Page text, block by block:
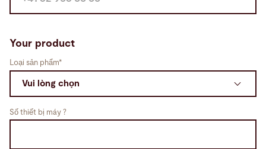
Your product
Loại sản phẩm*
Số thiết bị máy ?